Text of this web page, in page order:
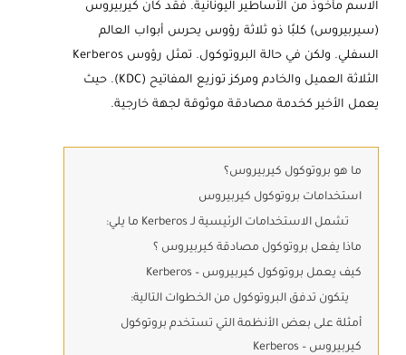
الاسم مأخوذ من الأساطير اليونانية. فقد كان كيربيروس
(سيربيروس) كلبًا ذو ثلاثة رؤوس يحرس أبواب العالم
السفلي. ولكن في حالة البروتوكول. تمثل رؤوس Kerberos
الثلاثة العميل والخادم ومركز توزيع المفاتيح (KDC). حيث
يعمل الأخير كخدمة مصادقة موثوقة لجهة خارجية.
ما هو بروتوكول كيربيروس؟
استخدامات بروتوكول كيربيروس
تشمل الاستخدامات الرئيسية لـ Kerberos ما يلي:
ماذا يفعل بروتوكول مصادقة كيربيروس ؟
كيف يعمل بروتوكول كيربيروس – Kerberos
يتكون تدفق البروتوكول من الخطوات التالية:
أمثلة على بعض الأنظمة التي تستخدم بروتوكول
كيربيروس – Kerberos